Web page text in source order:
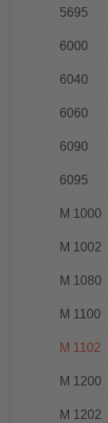
5695
6000
6040
6060
6090
6095
M 1000
M 1002
M 1080
M 1100
M 1102
M 1200
M 1202